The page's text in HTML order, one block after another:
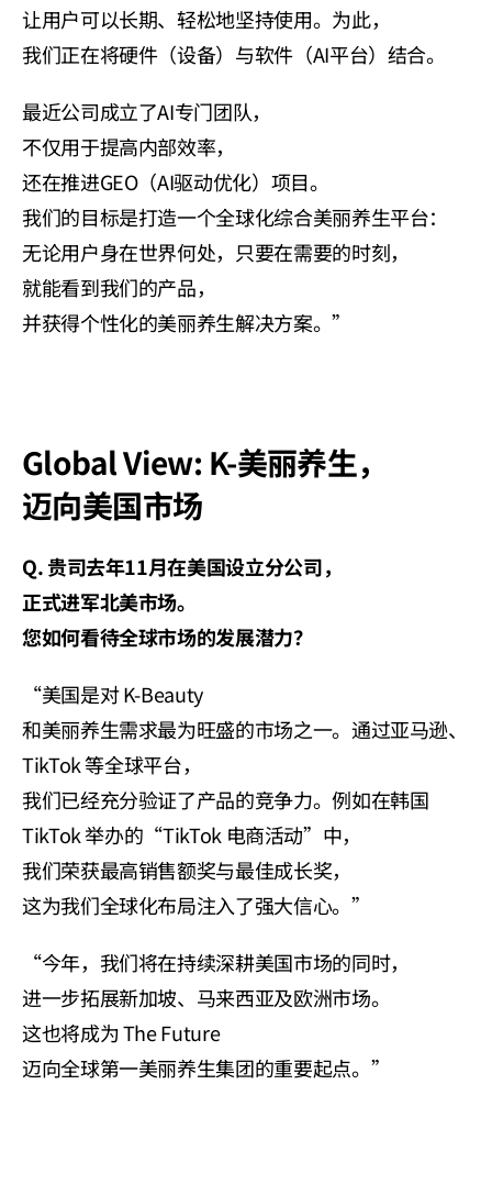
让用户可以长期、轻松地坚持使用。为此，
我们正在将硬件（设备）与软件（AI平台）结合。
最近公司成立了AI专门团队，
不仅用于提高内部效率，
还在推进GEO（AI驱动优化）项目。
我们的目标是打造一个全球化综合美丽养生平台：
无论用户身在世界何处，只要在需要的时刻，
就能看到我们的产品，
并获得个性化的美丽养生解决方案。”
Global View: K-美丽养生，
迈向美国市场
Q. 贵司去年11月在美国设立分公司，
正式进军北美市场。
您如何看待全球市场的发展潜力？
“美国是对 K-Beauty
和美丽养生需求最为旺盛的市场之一。通过亚马逊、
TikTok 等全球平台，
我们已经充分验证了产品的竞争力。例如在韩国
TikTok 举办的“TikTok 电商活动”中，
我们荣获最高销售额奖与最佳成长奖，
这为我们全球化布局注入了强大信心。”
“今年，我们将在持续深耕美国市场的同时，
进一步拓展新加坡、马来西亚及欧洲市场。
这也将成为 The Future
迈向全球第一美丽养生集团的重要起点。”